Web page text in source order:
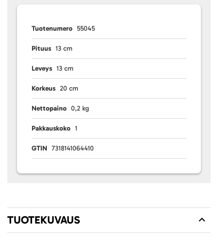
Tuotenumero 55045
Pituus 13 cm
Leveys 13 cm
Korkeus 20 cm
Nettopaino 0,2 kg
Pakkauskoko 1
GTIN 7318141064410
TUOTEKUVAUS